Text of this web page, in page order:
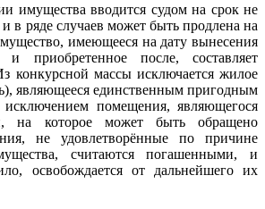
имущества вводится судом на срок не
в ряде случаев может быть продлена на
имеющееся на дату вынесения
и приобретенное после, составляет
конкурсной массы исключается жилое
являющееся единственным пригодным
помещения, являющегося
на которое может быть обращено
не удовлетворённые по причине
считаются погашенными, и
освобождается от дальнейшего их